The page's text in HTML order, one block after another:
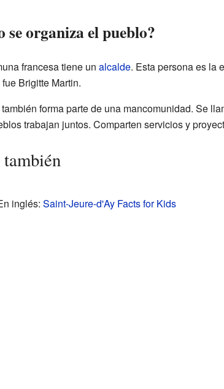
se organiza el pueblo?
francesa tiene un alcalde. Esta persona es la
Brigitte Martin.
forma parte de una mancomunidad. Se
trabajan juntos. Comparten servicios y
también
inglés: Saint-Jeure-d'Ay Facts for Kids